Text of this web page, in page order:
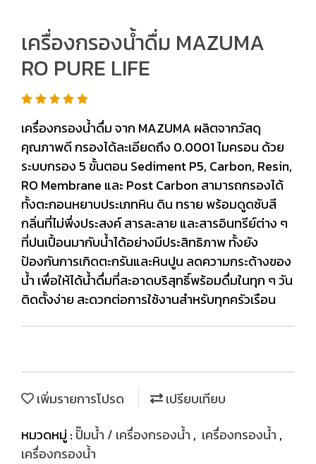
เครื่องกรองน้ำดื่ม MAZUMA
RO PURE LIFE
เครื่องกรองน้ำดื่ม จาก MAZUMA ผลิตจากวัสดุ
คุณภาพดี กรองได้ละเอียดถึง 0.0001 ไมครอน ด้วย
ระบบกรอง 5 ขั้นตอน Sediment P5, Carbon, Resin,
RO Membrane และ Post Carbon สามารถกรองได้
ทั้งตะกอนหยาบประเภทหิน ดิน ทราย พร้อมดูดซับสี
กลิ่นที่ไม่พึ่งประสงค์ สารละลาย และสารอินทรีย์ต่าง ๆ
ที่ปนเปื้อนมากับน้ำได้อย่างมีประสิทธิภาพ ทั้งยัง
ป้องกันการเกิดตะกรันและหินปูน ลดความกระด้างของ
น้ำ เพื่อให้ได้น้ำดื่มที่สะอาดบริสุทธิ์พร้อมดื่มในทุก ๆ วัน
ติดตั้งง่าย สะดวกต่อการใช้งานสำหรับทุกครัวเรือน
เพิ่มรายการโปรด
เปรียบเทียบ
หมวดหมู่ : ปั๊มน้ำ / เครื่องกรองน้ำ , เครื่องกรองน้ำ ,
เครื่องกรองน้ำ